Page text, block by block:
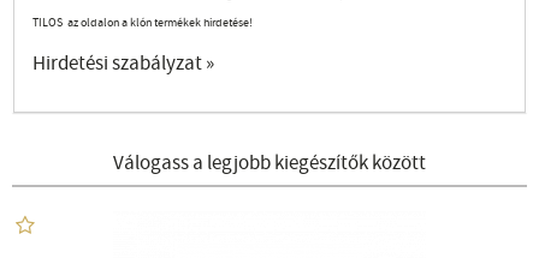
TILOS az oldalon a klón termékek hirdetése!
Hirdetési szabályzat »
Válogass a legjobb kiegészítők között